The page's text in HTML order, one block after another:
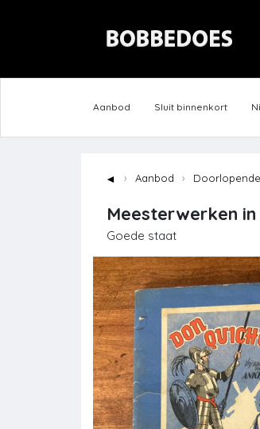
Aanbod Sluit binnenkort
◄ Aanbod
Meesterwerken
Goede staat